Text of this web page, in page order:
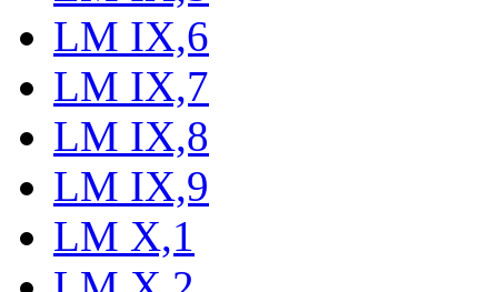
LM IX,6
LM IX,7
LM IX,8
LM IX,9
LM X,1